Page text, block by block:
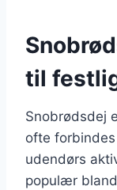
til
Snobrødsdej
ofte
udendørs
populær